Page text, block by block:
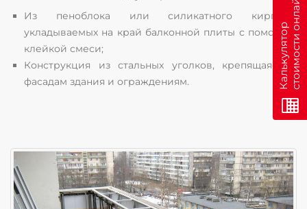
Из пеноблока или силикатного кирпича,
укладываемых на край балконной плиты с помощью
клейкой смеси;
Конструкция из стальных уголков, крепящаяся к
фасадам здания и ограждениям.
К
а
л
ь
к
у
л
я
т
о
р
с
т
о
и
м
о
с
т
и
о
н
л
а
йн